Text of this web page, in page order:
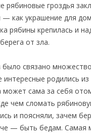
рябиновые гроздья
как украшение для
рябины крепилась и
от зла.
было связано
родились из
может сама за себя
чем сломать
и поясняли, зачем
— быть бедам. Самая